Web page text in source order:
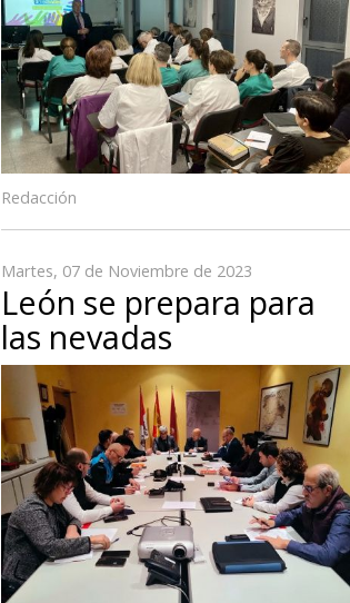
Redacción
Martes, 07 de Noviembre de 2023
León se prepara para
las nevadas